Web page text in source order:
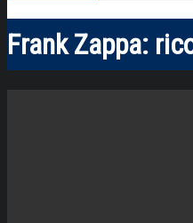
Frank Zappa: